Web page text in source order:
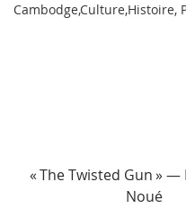
Cambodge,Culture,Histoire,
« The Twisted Gun »
Noué